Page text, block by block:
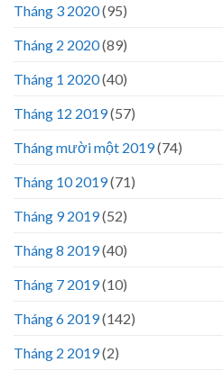
Tháng 3 2020(95)
Tháng 2 2020(89)
Tháng 1 2020(40)
Tháng 12 2019(57)
Tháng mười một 2019(74)
Tháng 10 2019(71)
Tháng 9 2019(52)
Tháng 8 2019(40)
Tháng 7 2019(10)
Tháng 6 2019(142)
Tháng 2 2019(2)